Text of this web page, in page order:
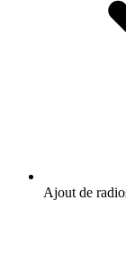
Ajout de